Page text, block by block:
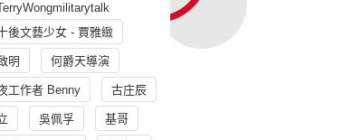
後文藝少女 - 賈雅緻
明 何爵天導演
工作者 Benny 古庄辰
吳佩孚 基哥